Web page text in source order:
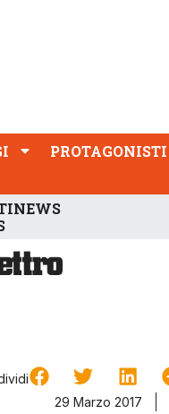
PROTAGONISTI
29 Marzo 2017